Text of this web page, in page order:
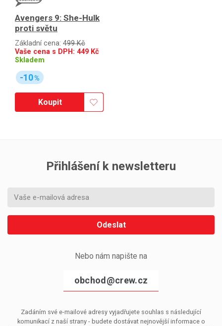
Avengers 9: She-Hulk
proti světu
Základní cena: 499 Kč
Vaše cena s DPH: 449 Kč
Skladem
-10%
Koupit
Přihlášení k newsletteru
Odeslat
Nebo nám napište na
obchod@crew.cz
Zadáním své e-mailové adresy vyjadřujete souhlas s následující
komunikací z naší strany - budete dostávat nejnovější informace o